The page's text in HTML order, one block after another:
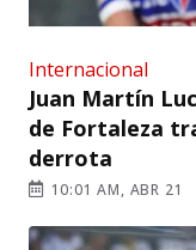
Internacional
Juan Martín
de Fortaleza
derrota
10:01 AM, ABR 21